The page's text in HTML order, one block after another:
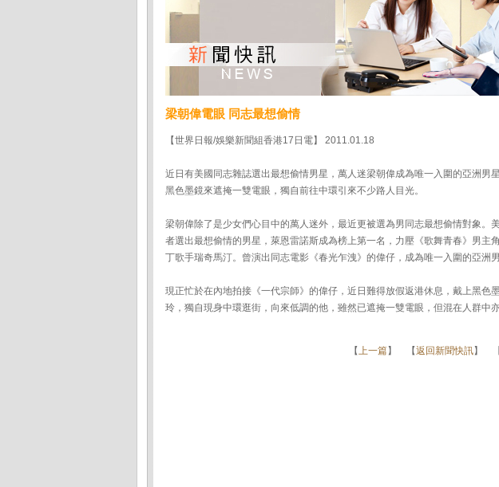
梁朝偉電眼 同志最想偷情
【世界日報/娛樂新聞組香港17日電】 2011.01.18
近日有美國同志雜誌選出最想偷情男星，萬人迷梁朝偉成為唯一入圍的亞洲男
黑色墨鏡來遮掩一雙電眼，獨自前往中環引來不少路人目光。
梁朝偉除了是少女們心目中的萬人迷外，最近更被選為男同志最想偷情對象。
者選出最想偷情的男星，萊恩雷諾斯成為榜上第一名，力壓《歌舞青春》男主
丁歌手瑞奇馬汀。曾演出同志電影《春光乍洩》的偉仔，成為唯一入圍的亞洲男
現正忙於在內地拍接《一代宗師》的偉仔，近日難得放假返港休息，戴上黑色
玲，獨自現身中環逛街，向來低調的他，雖然已遮掩一雙電眼，但混在人群中
【上一篇】 【返回新聞快訊】